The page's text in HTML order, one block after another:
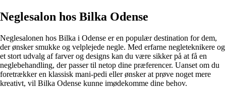
Neglesalon hos Bilka Odense
Neglesalonen hos Bilka i Odense er en populær destination for dem,
der ønsker smukke og velplejede negle. Med erfarne negleteknikere og
et stort udvalg af farver og designs kan du være sikker på at få en
neglebehandling, der passer til netop dine præferencer. Uanset om du
foretrækker en klassisk mani-pedi eller ønsker at prøve noget mere
kreativt, vil Bilka Odense kunne imødekomme dine behov.